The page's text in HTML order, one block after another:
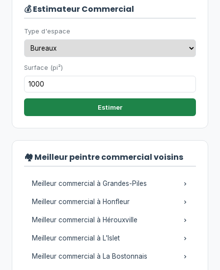
💰 Estimateur Commercial
Type d'espace
Surface (pi²)
Estimer
🏘️ Meilleur peintre commercial voisins
Meilleur commercial à Grandes-Piles
Meilleur commercial à Honfleur
Meilleur commercial à Hérouxville
Meilleur commercial à L'Islet
Meilleur commercial à La Bostonnais